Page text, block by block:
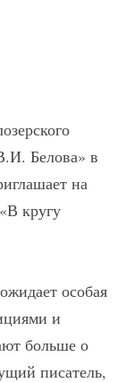
Белова» в
на
кругу
особая
и
больше о
писатель,